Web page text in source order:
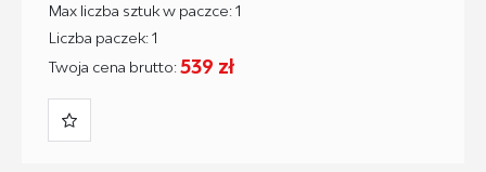
Twoja cena brutto:539 zł
Max liczba sztuk w paczce: 1
Liczba paczek: 1